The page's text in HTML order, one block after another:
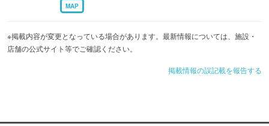
MAP
※掲載内容が変更となっている場合があります。最新情報については、施設・
店舗の公式サイト等でご確認ください。
掲載情報の誤記載を報告する